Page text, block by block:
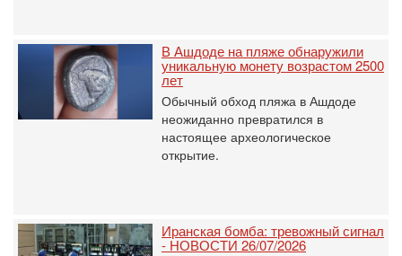
В Ашдоде на пляже обнаружили
уникальную монету возрастом 2500
лет
Обычный обход пляжа в Ашдоде
неожиданно превратился в
настоящее археологическое
открытие.
Иранская бомба: тревожный сигнал
- НОВОСТИ 26/07/2026